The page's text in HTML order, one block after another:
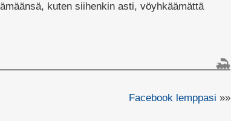
kuten siihenkin asti, vöyhkäämättä
Facebook lemppasi »»